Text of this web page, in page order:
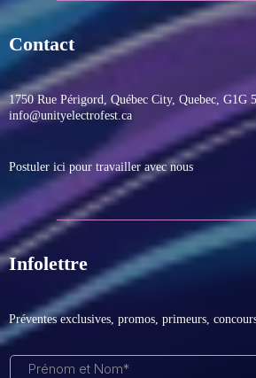
Contact
1750 Rue Périgord, Québec City, Quebec, G1G
info@unityelectrofest.ca
Postuler ici pour travailler avec nous
Infolettre
Préventes exclusives, promos, primeurs,